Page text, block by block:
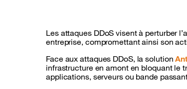
Les attaques DDoS visent à perturber
entreprise, compromettant ainsi son
Face aux attaques DDoS, la solution
infrastructure en amont en bloquant le
applications, serveurs ou bande